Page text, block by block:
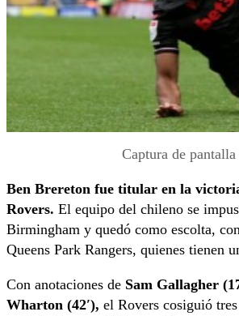
Captura de
Ben Brereton fue titular en la
Rovers. El equipo del chileno se
Birmingham y quedó como escolta,
Queens Park Rangers, quienes tienen
Con anotaciones de Sam Gallagher
Wharton (42′), el Rovers cosiguió